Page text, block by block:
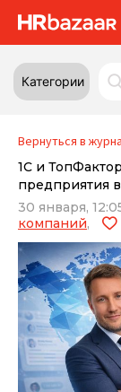
Категории
Вернуться в
1С и
предприятия
30 января,
компаний,